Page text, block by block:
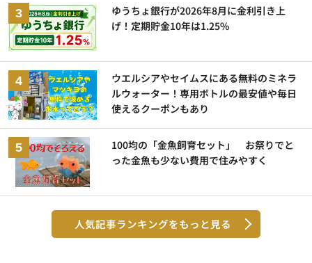
ゆうちょ銀行が2026年8月に金利引き上
げ！定期貯金10年は1.25%
ウエルシアやセイムスにある無料のミネラ
ルウォーター！専用ボトルの最安値や毎日
使えるクーポンもあり
100均の「金魚飼育セット」 お祭りでと
った金魚も少ない費用で住みやすく
人気記事ランキングをもっと見る